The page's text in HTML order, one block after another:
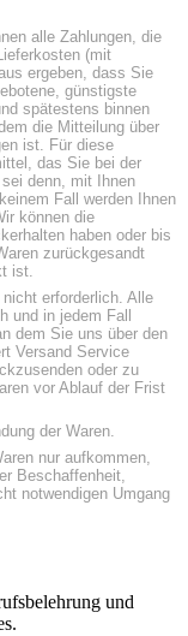
alle Zahlungen, die
(mit
ergeben, dass Sie
günstigste
spätestens binnen
die Mitteilung über
ist. Für diese
das Sie bei der
denn, mit Ihnen
Fall werden Ihnen
können die
haben oder bis
zurückgesandt
ist.
erforderlich. Alle
und in jedem Fall
dem Sie uns über den
Versand Service
oder zu
vor Ablauf der Frist
der Waren.
nur aufkommen,
Beschaffenheit,
notwendigen Umgang
und